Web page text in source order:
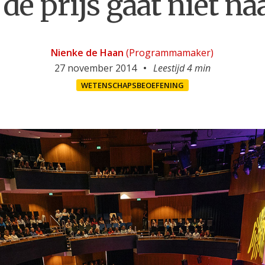
Nienke de Haan (Programmamaker)
27 november 2014
Leestijd 4 min
WETENSCHAPSBEOEFENING